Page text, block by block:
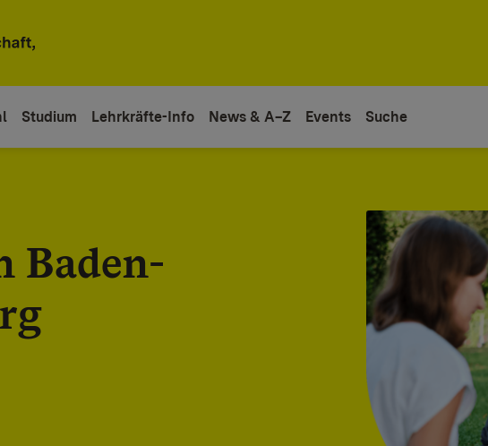
Studium Lehrkräfte-Info News & A–Z Events Suche
Baden-